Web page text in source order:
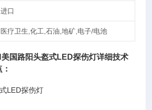
进口
医疗卫生,化工,石油,地矿,电子/电池
美国路阳头盔式LED探伤灯详细技术